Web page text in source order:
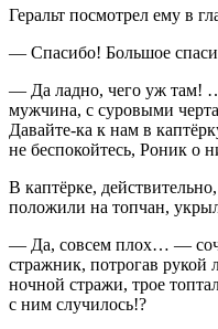
Геральт посмотрел ему в
— Спасибо! Большое
— Да ладно, чего уж там!
мужчина, с суровыми
Давайте-ка к нам в
не беспокойтесь, Роник о
В каптёрке,
положили на топчан,
— Да, совсем плох… —
стражник, потрогав рукой
ночной стражи, трое
с ним случилось!?